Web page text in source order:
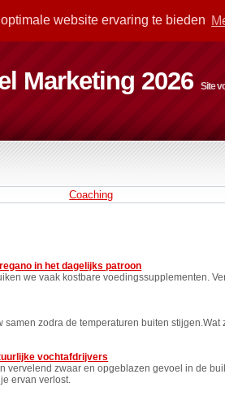
website ervaring te bieden
Marketing 2026 Site
Coaching
in het dagelijks patroon
we vaak kostbare voedingssupplementen.
zodra de temperaturen buiten
vochtafdrijvers
vervelend zwaar en opgeblazen gevoel in de
ervan verlost.